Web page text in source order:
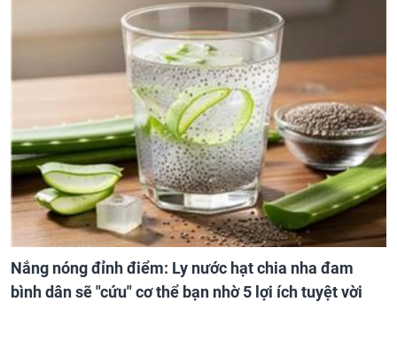
Nắng nóng đỉnh điểm: Ly nước hạt chia nha đam
bình dân sẽ "cứu" cơ thể bạn nhờ 5 lợi ích tuyệt vời